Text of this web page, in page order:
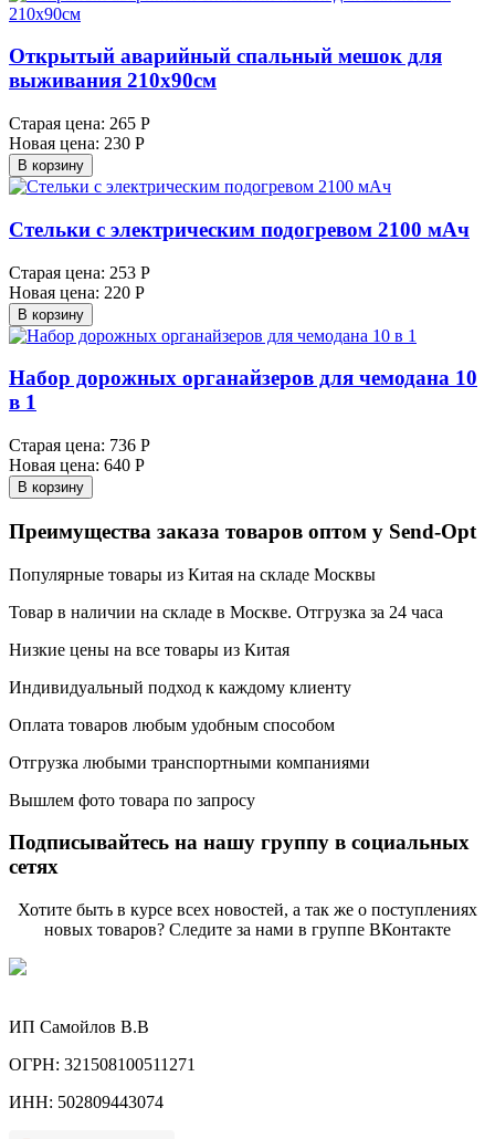
Открытый аварийный спальный мешок для
выживания 210х90см
Старая цена: 265 Р
Новая цена: 230 Р
В корзину
Стельки с электрическим подогревом 2100 мАч
Старая цена: 253 Р
Новая цена: 220 Р
В корзину
Набор дорожных органайзеров для чемодана 10
в 1
Старая цена: 736 Р
Новая цена: 640 Р
В корзину
Преимущества заказа товаров оптом у Send-Opt
Популярные товары из Китая на складе Москвы
Товар в наличии на складе в Москве. Отгрузка за 24 часа
Низкие цены на все товары из Китая
Индивидуальный подход к каждому клиенту
Оплата товаров любым удобным способом
Отгрузка любыми транспортными компаниями
Вышлем фото товара по запросу
Подписывайтесь на нашу группу в социальных
сетях
Хотите быть в курсе всех новостей, а так же о поступлениях
новых товаров? Следите за нами в группе ВКонтакте
ИП Самойлов В.В
ОГРН: 321508100511271
ИНН: 502809443074